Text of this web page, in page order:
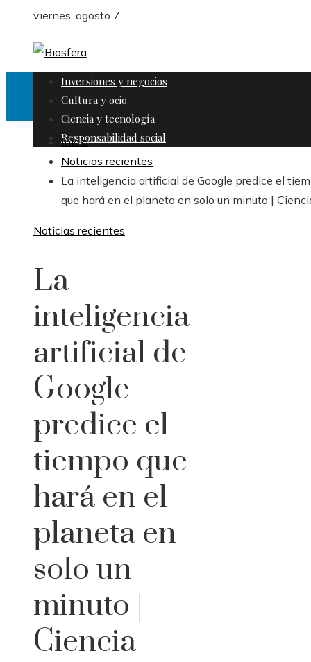
viernes, agosto 7
Inversiones y negocios
Cultura y ocio
Ciencia y tecnología
Responsabilidad social
Inicio
Noticias recientes
La inteligencia artificial de Google predice el
que hará en el planeta en solo un minuto |
Noticias recientes
La
inteligencia
artificial de
Google
predice el
tiempo que
hará en el
planeta en
solo un
minuto |
Ciencia